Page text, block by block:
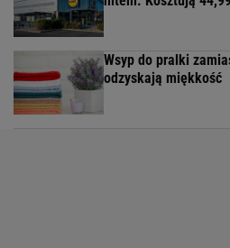
Wsyp do pralki
odzyskają miękkość